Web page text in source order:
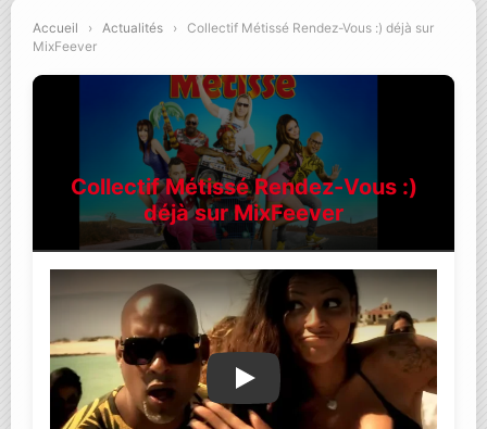
Accueil › Actualités › Collectif Métissé Rendez-Vous :) déjà sur
MixFeever
Collectif Métissé Rendez-Vous :)
déjà sur MixFeever
Lire la vidéo YouTube